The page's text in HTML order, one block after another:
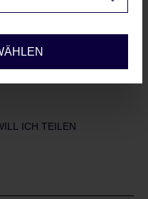
ICH TEILEN